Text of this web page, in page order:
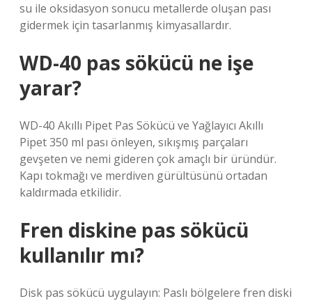
su ile oksidasyon sonucu metallerde oluşan pası
gidermek için tasarlanmış kimyasallardır.
WD-40 pas sökücü ne işe
yarar?
WD-40 Akıllı Pipet Pas Sökücü ve Yağlayıcı Akıllı
Pipet 350 ml pası önleyen, sıkışmış parçaları
gevşeten ve nemi gideren çok amaçlı bir üründür.
Kapı tokmağı ve merdiven gürültüsünü ortadan
kaldırmada etkilidir.
Fren diskine pas sökücü
kullanılır mı?
Disk pas sökücü uygulayın: Paslı bölgelere fren diski